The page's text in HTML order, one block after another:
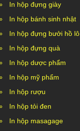
In hộp đựng giày
In hộp bánh sinh nhật
In hộp đựng bưởi hồ lô
In hộp đựng quà
In hộp dược phẩm
In hộp mỹ phẩm
In hộp rượu
In hộp tỏi đen
In hộp masagage